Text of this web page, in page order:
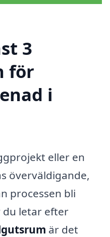
3
för
i
eller en
överväldigande,
processen bli
du letar efter
är det